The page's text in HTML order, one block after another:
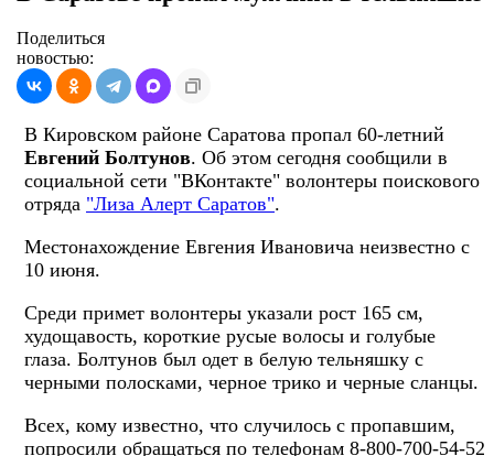
Поделиться
новостью:
В Кировском районе Саратова пропал 60-летний
Евгений Болтунов. Об этом сегодня сообщили в
социальной сети "ВКонтакте" волонтеры поискового
отряда "Лиза Алерт Саратов".
Местонахождение Евгения Ивановича неизвестно с
10 июня.
Среди примет волонтеры указали рост 165 см,
худощавость, короткие русые волосы и голубые
глаза. Болтунов был одет в белую тельняшку с
черными полосками, черное трико и черные сланцы.
Всех, кому известно, что случилось с пропавшим,
попросили обращаться по телефонам 8-800-700-54-52